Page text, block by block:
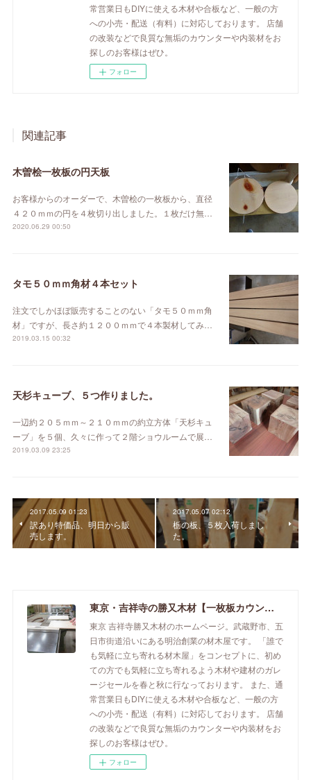
常営業日もDIYに使える木材や合板など、一般の方
への小売・配送（有料）に対応しております。 店舗
の改装などで良質な無垢のカウンターや内装材をお
探しのお客様はぜひ。
フォロー
関連記事
木曽桧一枚板の円天板
お客様からのオーダーで、木曽桧の一枚板から、直径
４２０ｍｍの円を４枚切り出しました。１枚だけ無…
2020.06.29 00:50
タモ５０ｍｍ角材４本セット
注文でしかほぼ販売することのない「タモ５０ｍｍ角
材」ですが、長さ約１２００ｍｍで４本製材してみ…
2019.03.15 00:32
天杉キューブ、５つ作りました。
一辺約２０５ｍｍ～２１０ｍｍの約立方体「天杉キュ
ーブ」を５個、久々に作って２階ショウルームで展…
2019.03.09 23:25
2017.05.09 01:23
訳あり特価品、明日から販
売します。
2017.05.07 02:12
栃の板、５枚入荷しまし
た。
東京・吉祥寺の勝又木材【一枚板カウンター】
東京 吉祥寺勝又木材のホームページ。武蔵野市、五
日市街道沿いにある明治創業の材木屋です。 「誰で
も気軽に立ち寄れる材木屋」をコンセプトに、初め
ての方でも気軽に立ち寄れるよう木材や建材のガレ
ージセールを春と秋に行なっております。 また、通
常営業日もDIYに使える木材や合板など、一般の方
への小売・配送（有料）に対応しております。 店舗
の改装などで良質な無垢のカウンターや内装材をお
探しのお客様はぜひ。
フォロー